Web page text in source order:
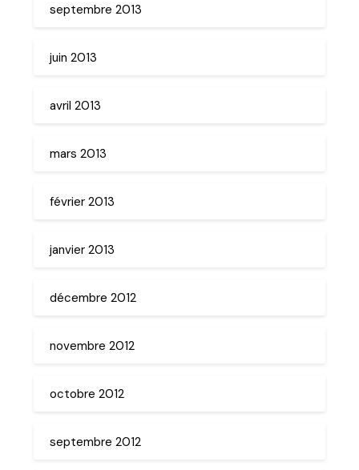
septembre 2013
juin 2013
avril 2013
mars 2013
février 2013
janvier 2013
décembre 2012
novembre 2012
octobre 2012
septembre 2012